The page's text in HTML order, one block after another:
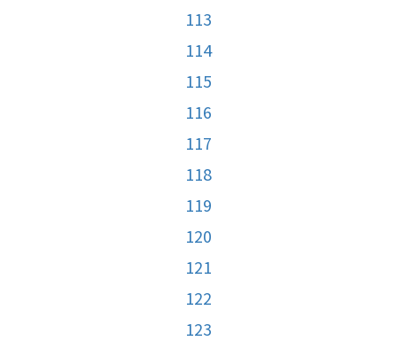
113
114
115
116
117
118
119
120
121
122
123